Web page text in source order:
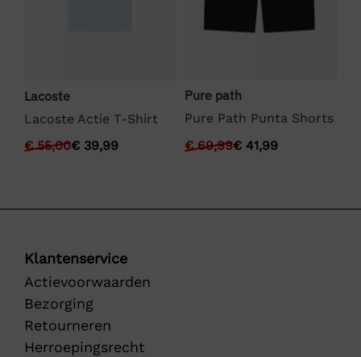
Lacoste
Lacoste Actie T-Shirt
€55,00€ 39,99
Pure path
Pure Path Punta Shorts
€69,99€ 41,99
Klantenservice
Actievoorwaarden
Bezorging
Retourneren
Herroepingsrecht